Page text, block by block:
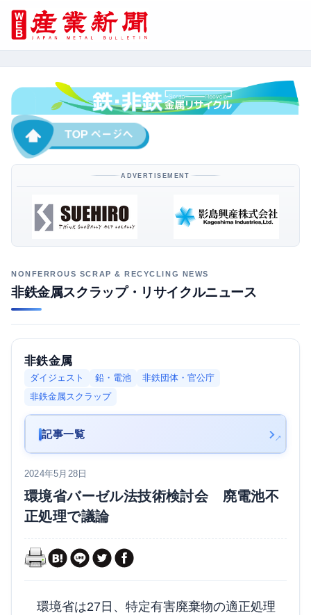
ADVERTISEMENT
非鉄金属スクラップ・リサイクルニュース
非鉄金属
ダイジェスト 鉛・電池
非鉄団体・官公庁
非鉄金属スクラップ
記事一覧
2024年5月28日
環境省バーゼル法技術検討会 廃電池不
正処理で議論
環境省は27日、特定有害廃棄物の適正処理